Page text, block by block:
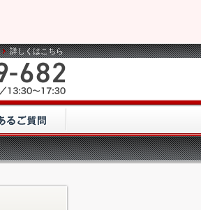
詳しくはこちら